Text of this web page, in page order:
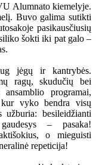
Alumnato kiemelyje.
Buvo galima sutikti
pasikausčiusių
šokti iki pat galo –
jėgų ir kantrybės.
ragų, skudučių bei
programai,
vyko bendra visų
užburia: besileidžianti
– pasaka!
o mieguisti
repeticija!